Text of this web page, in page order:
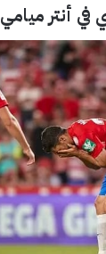
أنتر ميامي